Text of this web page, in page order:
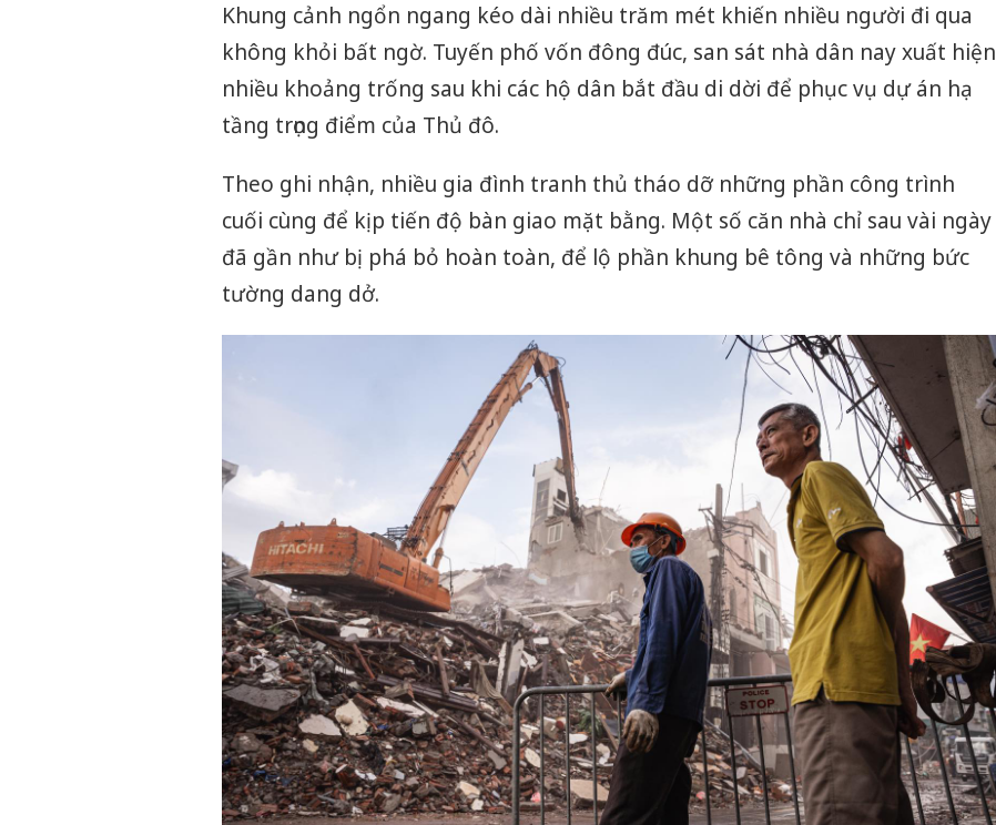
Khung cảnh ngổn ngang kéo dài nhiều trăm mét khiến nhiều người đi qua
không khỏi bất ngờ. Tuyến phố vốn đông đúc, san sát nhà dân nay xuất hiện
nhiều khoảng trống sau khi các hộ dân bắt đầu di dời để phục vụ dự án hạ
tầng trọng điểm của Thủ đô.
Theo ghi nhận, nhiều gia đình tranh thủ tháo dỡ những phần công trình
cuối cùng để kịp tiến độ bàn giao mặt bằng. Một số căn nhà chỉ sau vài ngày
đã gần như bị phá bỏ hoàn toàn, để lộ phần khung bê tông và những bức
tường dang dở.